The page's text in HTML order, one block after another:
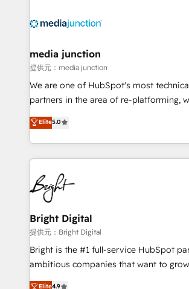
offer unparalleled insights. Operating in five
Mexico, USA, and Portugal—we've
hundred successful operations. Our approach,
rooted in RevOps principles, integrates
training, planning, and qualification.
inbound marketing tactics, we focus on
understanding, nurturing, and converting
competitive market.
media junction
提供元：media junction
We are one of HubSpot's most
partners in the area of re-platforming,
design & development. We specialize in
implementations for mid-market &
companies. We are woman-owned, powered by
coffee, and we ❤️ dogs. We produce award-winning
work for our clients. 🏆2023 Technical Expertise
Impact Award 🏆2022 Technical
Award 🏆2022 Platform Migration
Award 🏆2020 Elite Solutions Partner
Integrations HubSpot Impact Award
Marketing Enablement HubSpot Impact
2018 Website Design HubSpot Impact
Elite5.0
Bright Digital
提供元：Bright Digital
Bright is the #1 full-service HubSpot
ambitious companies that want to
From HubSpot onboarding, to training,
Elite4.9